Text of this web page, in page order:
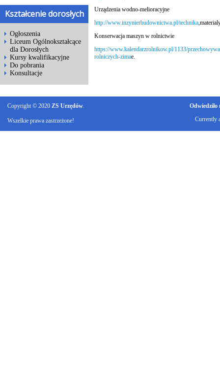
Kształcenie dorosłych
Ogłoszenia
Liceum Ogólnokształcące
dla Dorosłych
Kursy kwalifikacyjne
Do pobrania
Konsultacje
Urządzenia wodno-melioracyjne
http://www.inzynierbudownictwa.pl/technika
Konserwacja maszyn w rolnictwie
https://www.kalendarzrolnikow.pl/1133/
rolniczych-zimae.
Copyright © 2020 ZS Urzędów.
Wszelkie prawa zastrzeżone!
Odwiedziło
Currently